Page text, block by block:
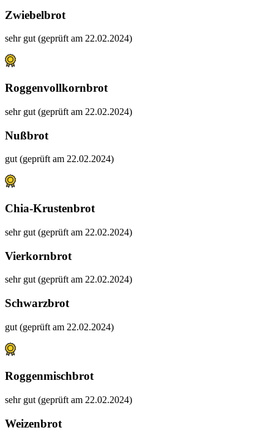
Zwiebelbrot
sehr gut (geprüft am 22.02.2024)
Roggenvollkornbrot
sehr gut (geprüft am 22.02.2024)
Nußbrot
gut (geprüft am 22.02.2024)
Chia-Krustenbrot
sehr gut (geprüft am 22.02.2024)
Vierkornbrot
sehr gut (geprüft am 22.02.2024)
Schwarzbrot
gut (geprüft am 22.02.2024)
Roggenmischbrot
sehr gut (geprüft am 22.02.2024)
Weizenbrot